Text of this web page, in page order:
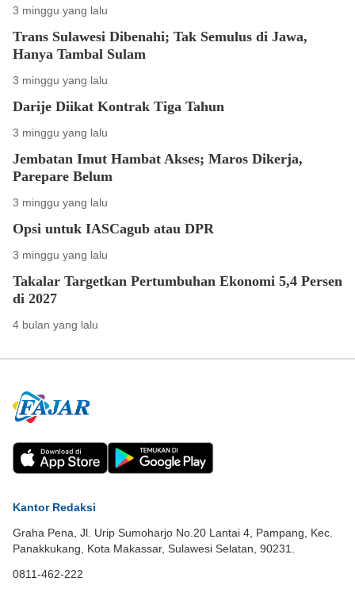
3 minggu yang lalu
Trans Sulawesi Dibenahi; Tak Semulus di Jawa,
Hanya Tambal Sulam
3 minggu yang lalu
Darije Diikat Kontrak Tiga Tahun
3 minggu yang lalu
Jembatan Imut Hambat Akses; Maros Dikerja,
Parepare Belum
3 minggu yang lalu
Opsi untuk IASCagub atau DPR
3 minggu yang lalu
Takalar Targetkan Pertumbuhan Ekonomi 5,4 Persen
di 2027
4 bulan yang lalu
Kantor Redaksi
Graha Pena, Jl. Urip Sumoharjo No.20 Lantai 4, Pampang, Kec.
Panakkukang, Kota Makassar, Sulawesi Selatan, 90231.
0811-462-222